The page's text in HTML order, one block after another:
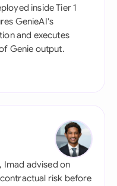
inside Tier 1
GenieAI's
and executes
Genie output.
Imad advised on
risk before